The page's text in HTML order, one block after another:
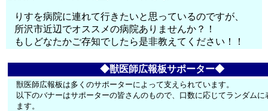
りすを病院に連れて行きたいと思っているのですが、
所沢市近辺でオススメの病院ありませんか？！
もしどなたかご存知でしたら是非教えてください！！
◆獣医師広報板サポーター◆
獣医師広報板は多くのサポーターによって支えられています。
以下のバナーはサポーターの皆さんのもので、口数に応じてランダムに
ます。